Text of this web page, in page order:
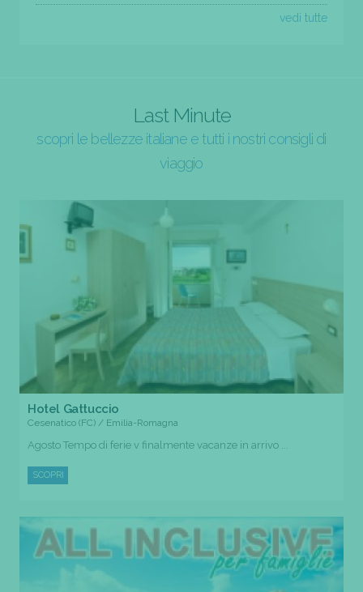
vedi tutte
Last Minute
scopri le bellezze italiane e tutti i nostri consigli di
viaggio
Hotel Gattuccio
Cesenatico (FC) / Emilia-Romagna
Agosto Tempo di ferie v finalmente vacanze in arrivo ...
SCOPRI